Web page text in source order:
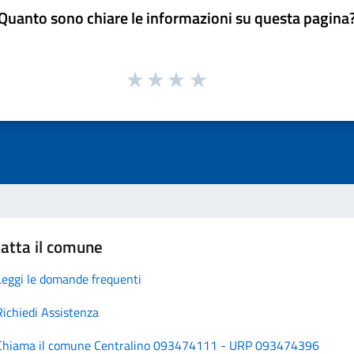
sono chiare le informazioni su questa
il comune
le domande frequenti
Assistenza
il comune Centralino 093474111 - URP 093474396